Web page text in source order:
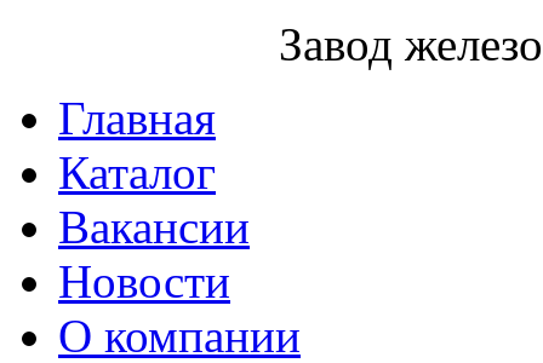
Завод
Главная
Каталог
Вакансии
Новости
О компании